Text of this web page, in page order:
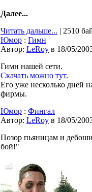
Далее...
Читать дальше... | 2510
Юмор : Гимн
Автор: LeRoy в 18/05/
Гимн нашей сети.
Скачать можно тут.
Его уже несколько дней
фирмы.
Юмор : Фингал
Автор: LeRoy в 18/05/
Позор пьяницам и
бой!"